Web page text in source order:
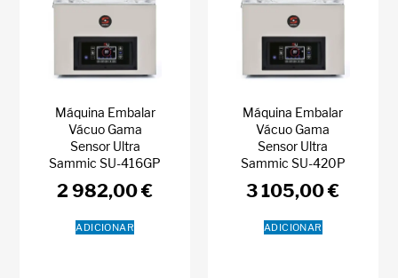
Máquina Embalar
Vácuo Gama
Sensor Ultra
Sammic SU-416GP
2 982,00€
ADICIONAR
Máquina Embalar
Vácuo Gama
Sensor Ultra
Sammic SU-420P
3 105,00€
ADICIONAR